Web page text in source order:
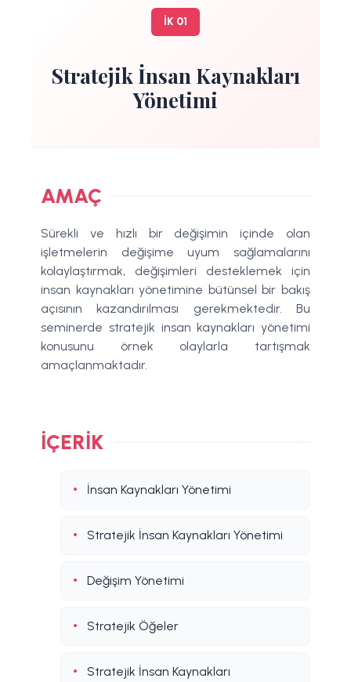
İK 01
Stratejik İnsan Kaynakları
Yönetimi
AMAÇ
Sürekli ve hızlı bir değişimin içinde olan
işletmelerin değişime uyum sağlamalarını
kolaylaştırmak, değişimleri desteklemek için
insan kaynakları yönetimine bütünsel bir bakış
açısının kazandırılması gerekmektedir. Bu
seminerde stratejik insan kaynakları yönetimi
konusunu örnek olaylarla tartışmak
amaçlanmaktadır.
İÇERIK
İnsan Kaynakları Yönetimi
Stratejik İnsan Kaynakları Yönetimi
Değişim Yönetimi
Stratejik Öğeler
Stratejik İnsan Kaynakları